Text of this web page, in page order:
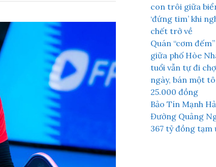
con trôi giữa
‘đứng tim’ khi
chết trở về
Quán “cơm
giữa phố Hòe
tuổi vẫn tự đi
ngày, bán một
25.000 đồng
Bảo Tín Mạnh
Đường Quảng
367 tỷ đồng tạm